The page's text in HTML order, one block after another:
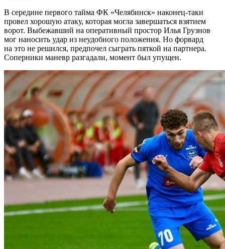
В середине первого тайма ФК «Челябинск» наконец-таки
провел хорошую атаку, которая могла завершаться взятием
ворот. Выбежавший на оперативный простор Илья Грузнов
мог наносить удар из неудобного положения. Но форвард
на это не решился, предпочел сыграть пяткой на партнера.
Соперники маневр разгадали, момент был упущен.